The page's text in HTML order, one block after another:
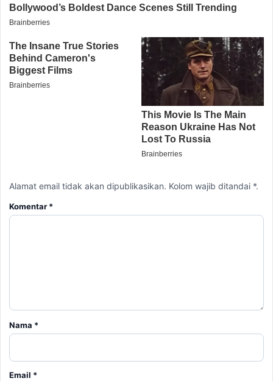
Alamat email tidak akan dipublikasikan. Kolom wajib ditandai *.
Komentar *
Nama *
Email *